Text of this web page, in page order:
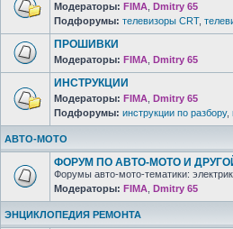
Модераторы: FIMA Dmitry 65
Подфорумы: телевизоры CRT,
ПРОШИВКИ
Модераторы: FIMA Dmitry 65
ИНСТРУКЦИИ
Модераторы: FIMA Dmitry 65
Подфорумы: инструкции по разбору,
АВТО-МОТО
ФОРУМ ПО АВТО-МОТО И
Форумы авто-мото-тематики:
Модераторы: FIMA Dmitry 65
ЭНЦИКЛОПЕДИЯ РЕМОНТА